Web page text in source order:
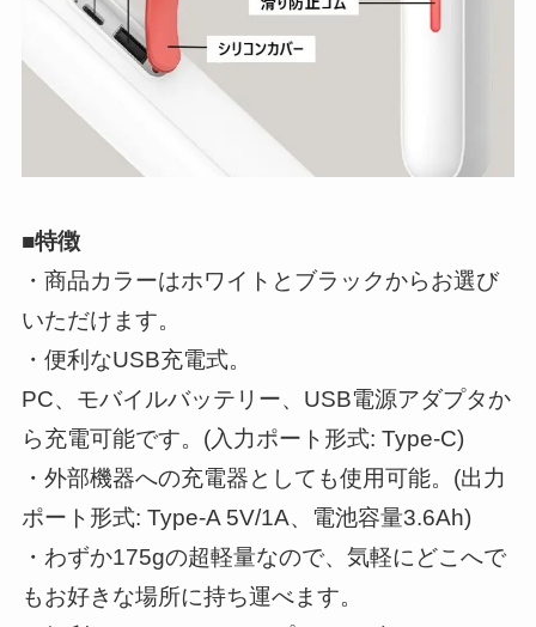
■特徴
・商品カラーはホワイトとブラックからお選び
いただけます。
・便利なUSB充電式。
PC、モバイルバッテリー、USB電源アダプタか
ら充電可能です。(入力ポート形式: Type-C)
・外部機器への充電器としても使用可能。(出力
ポート形式: Type-A 5V/1A、電池容量3.6Ah)
・わずか175gの超軽量なので、気軽にどこへで
もお好きな場所に持ち運べます。